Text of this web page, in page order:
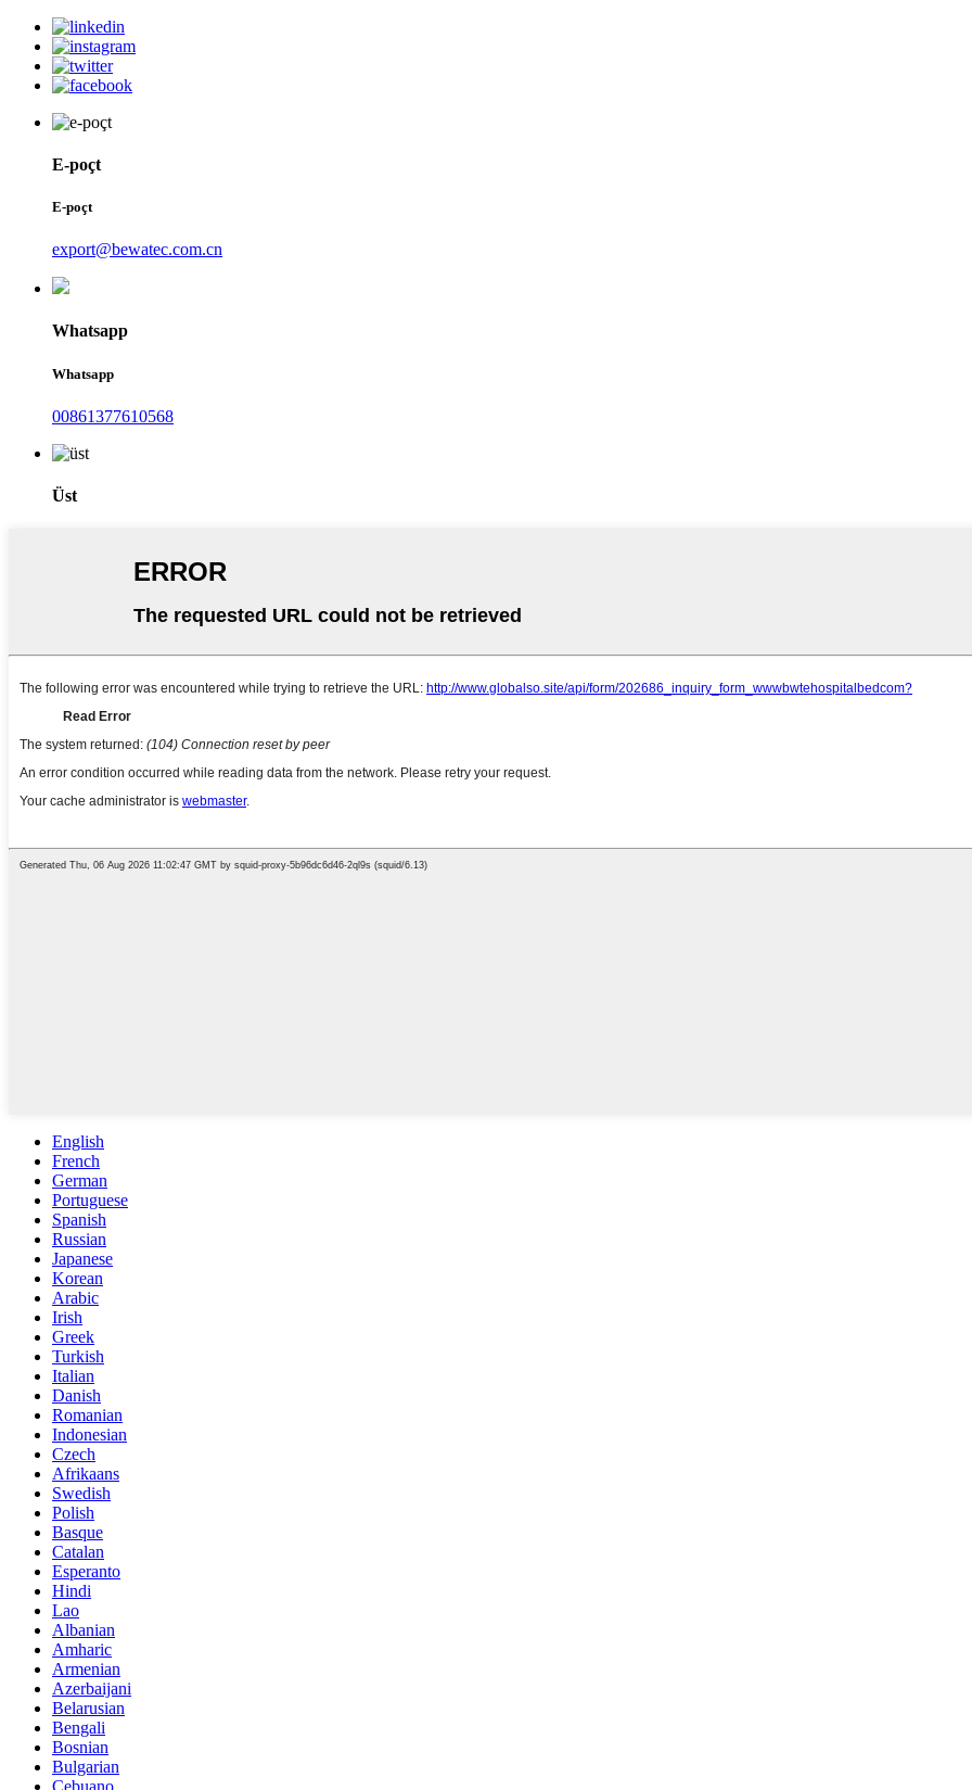
E-poçt
E-poçt
export@bewatec.com.cn
Whatsapp
Whatsapp
00861377610568
Üst
English
French
German
Portuguese
Spanish
Russian
Japanese
Korean
Arabic
Irish
Greek
Turkish
Italian
Danish
Romanian
Indonesian
Czech
Afrikaans
Swedish
Polish
Basque
Catalan
Esperanto
Hindi
Lao
Albanian
Amharic
Armenian
Azerbaijani
Belarusian
Bengali
Bosnian
Bulgarian